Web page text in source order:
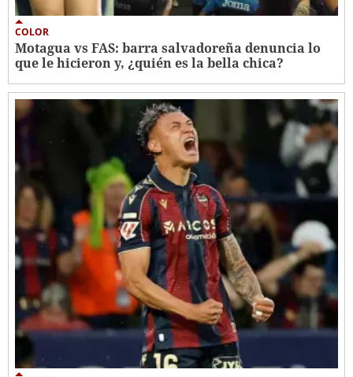
COLOR
Motagua vs FAS: barra salvadoreña denuncia lo
que le hicieron y, ¿quién es la bella chica?